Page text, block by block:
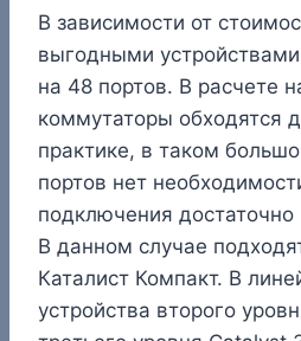
В зависимости от
выгодными
на 48 портов. В расчете
коммутаторы обходятся
практике, в таком
портов нет
подключения достаточно
В данном случае
Каталист Компакт. В
устройства второго